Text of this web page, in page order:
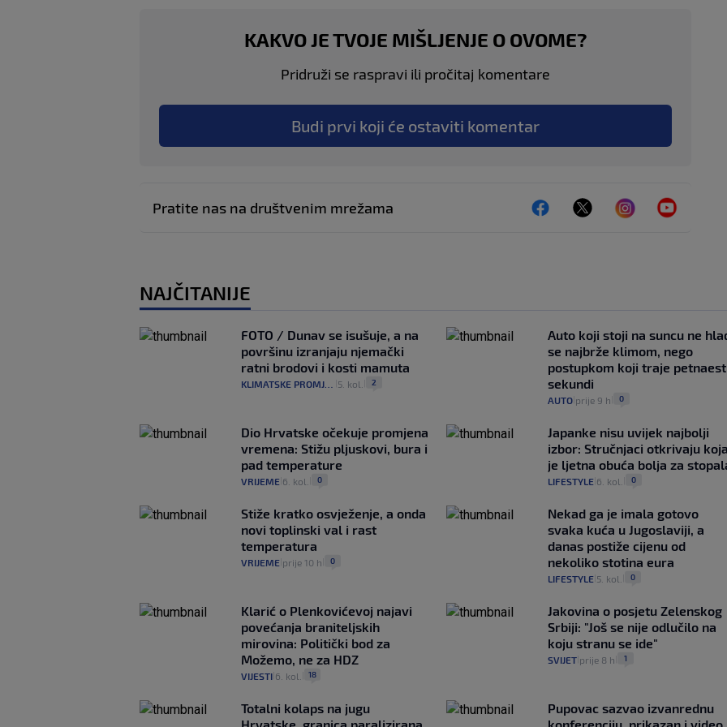
KAKVO JE TVOJE MIŠLJENJE O OVOME?
Pridruži se raspravi ili pročitaj komentare
Budi prvi koji će ostaviti komentar
Pratite nas na društvenim mrežama
NAJČITANIJE
FOTO / Dunav se isušuje, a na
površinu izranjaju njemački
ratni brodovi i kosti mamuta
KLIMATSKE PROMJENE 5. kol. 2
Auto koji stoji na suncu ne
se najbrže klimom, nego
postupkom koji traje petnaest
sekundi
AUTO| prije 9 h 0
Dio Hrvatske očekuje promjena
vremena: Stižu pljuskovi, bura i
pad temperature
VRIJEME 6. kol. 0
Japanke nisu uvijek najbolji
izbor: Stručnjaci otkrivaju
je ljetna obuća bolja za
LIFESTYLE| 6. kol. 0
Stiže kratko osvježenje, a onda
novi toplinski val i rast
temperatura
VRIJEME prije 10 h 0
Nekad ga je imala gotovo
svaka kuća u Jugoslaviji, a
danas postiže cijenu od
nekoliko stotina eura
LIFESTYLE| 5. kol. 0
Klarić o Plenkovićevoj najavi
povećanja braniteljskih
mirovina: Politički bod za
Možemo, ne za HDZ
VIJESTI 6. kol. 18
Jakovina o posjetu Zelenskog
Srbiji: "Još se nije odlučilo na
koju stranu se ide"
SVIJET| prije 8 h 1
Totalni kolaps na jugu
Pupovac sazvao izvanrednu